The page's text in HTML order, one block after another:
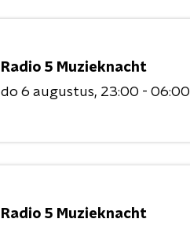
Radio 5 Muzieknacht
do 6 augustus 23:00 - 06:00
Radio 5 Muzieknacht